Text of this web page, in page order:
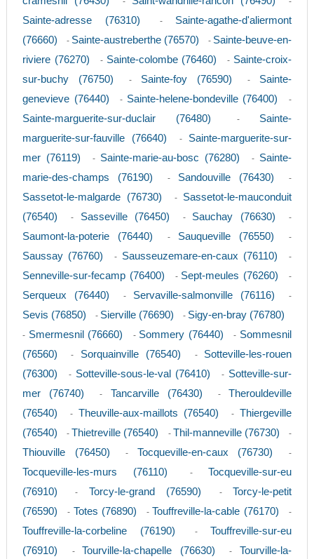
Sainte-adresse (76310) - Sainte-agathe-d'aliermont
(76660)
- Sainte-austreberthe (76570) - Sainte-beuve-en-
riviere (76270)
- Sainte-colombe (76460) - Sainte-croix-
sur-buchy (76750)
- Sainte-foy (76590) - Sainte-
genevieve (76440)
- Sainte-helene-bondeville (76400) -
Sainte-marguerite-sur-duclair (76480) - Sainte-
marguerite-sur-fauville (76640)
- Sainte-marguerite-sur-
mer (76119)
- Sainte-marie-au-bosc (76280) - Sainte-
marie-des-champs (76190)
- Sandouville (76430) -
Sassetot-le-malgarde (76730) - Sassetot-le-mauconduit
(76540)
- Sasseville (76450) - Sauchay (76630) -
Saumont-la-poterie (76440) - Sauqueville (76550) -
Saussay (76760) - Sausseuzemare-en-caux (76110) -
Senneville-sur-fecamp (76400) - Sept-meules (76260) -
Serqueux (76440) - Servaville-salmonville (76116) -
Sevis (76850) - Sierville (76690) - Sigy-en-bray (76780)
- Smermesnil (76660) - Sommery (76440) - Sommesnil
(76560)
- Sorquainville (76540) - Sotteville-les-rouen
(76300)
- Sotteville-sous-le-val (76410) - Sotteville-sur-
mer (76740)
- Tancarville (76430) - Therouldeville
(76540)
- Theuville-aux-maillots (76540) - Thiergeville
(76540)
- Thietreville (76540) - Thil-manneville (76730) -
Thiouville (76450) - Tocqueville-en-caux (76730) -
Tocqueville-les-murs (76110) - Tocqueville-sur-eu
(76910)
- Torcy-le-grand (76590) - Torcy-le-petit
(76590)
- Totes (76890) - Touffreville-la-cable (76170) -
Touffreville-la-corbeline (76190) - Touffreville-sur-eu
(76910)
- Tourville-la-chapelle (76630) - Tourville-la-